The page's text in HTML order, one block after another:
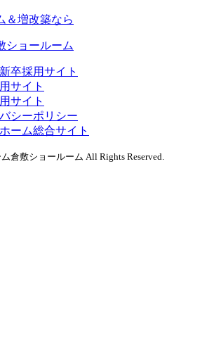
＆増改築なら
卒採用サイト
サイト
サイト
シーポリシー
ーム総合サイト
倉敷ショールーム All Rights Reserved.